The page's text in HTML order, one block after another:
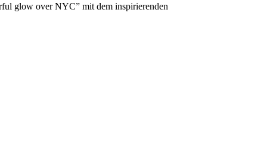
glow over NYC” mit dem inspirierenden